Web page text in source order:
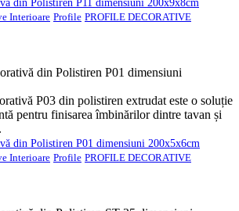
din Polistiren P11 dimensiuni 200x9x8cm
Interioare Profile PROFILE DECORATIVE
din Polistiren P01 dimensiuni 200x5x6cm
Interioare Profile PROFILE DECORATIVE